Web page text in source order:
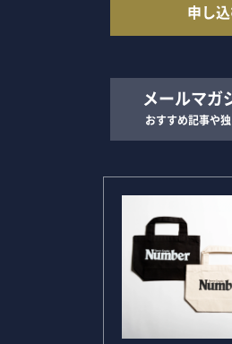
申し
メールマガ
おすすめ記事や